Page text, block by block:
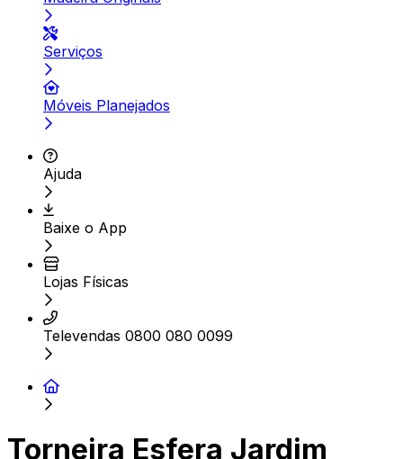
Serviços
Móveis Planejados
Ajuda
Baixe o App
Lojas Físicas
Televendas 0800 080 0099
Torneira Esfera Jardim